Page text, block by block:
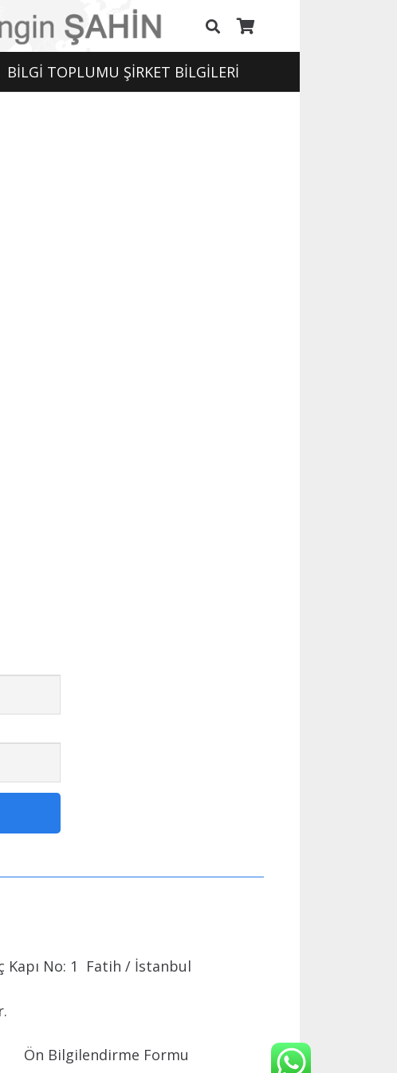
BİLGİ TOPLUMU ŞİRKET BİLGİLERİ
Kapı No: 1 Fatih / İstanbul
Ön Bilgilendirme Formu